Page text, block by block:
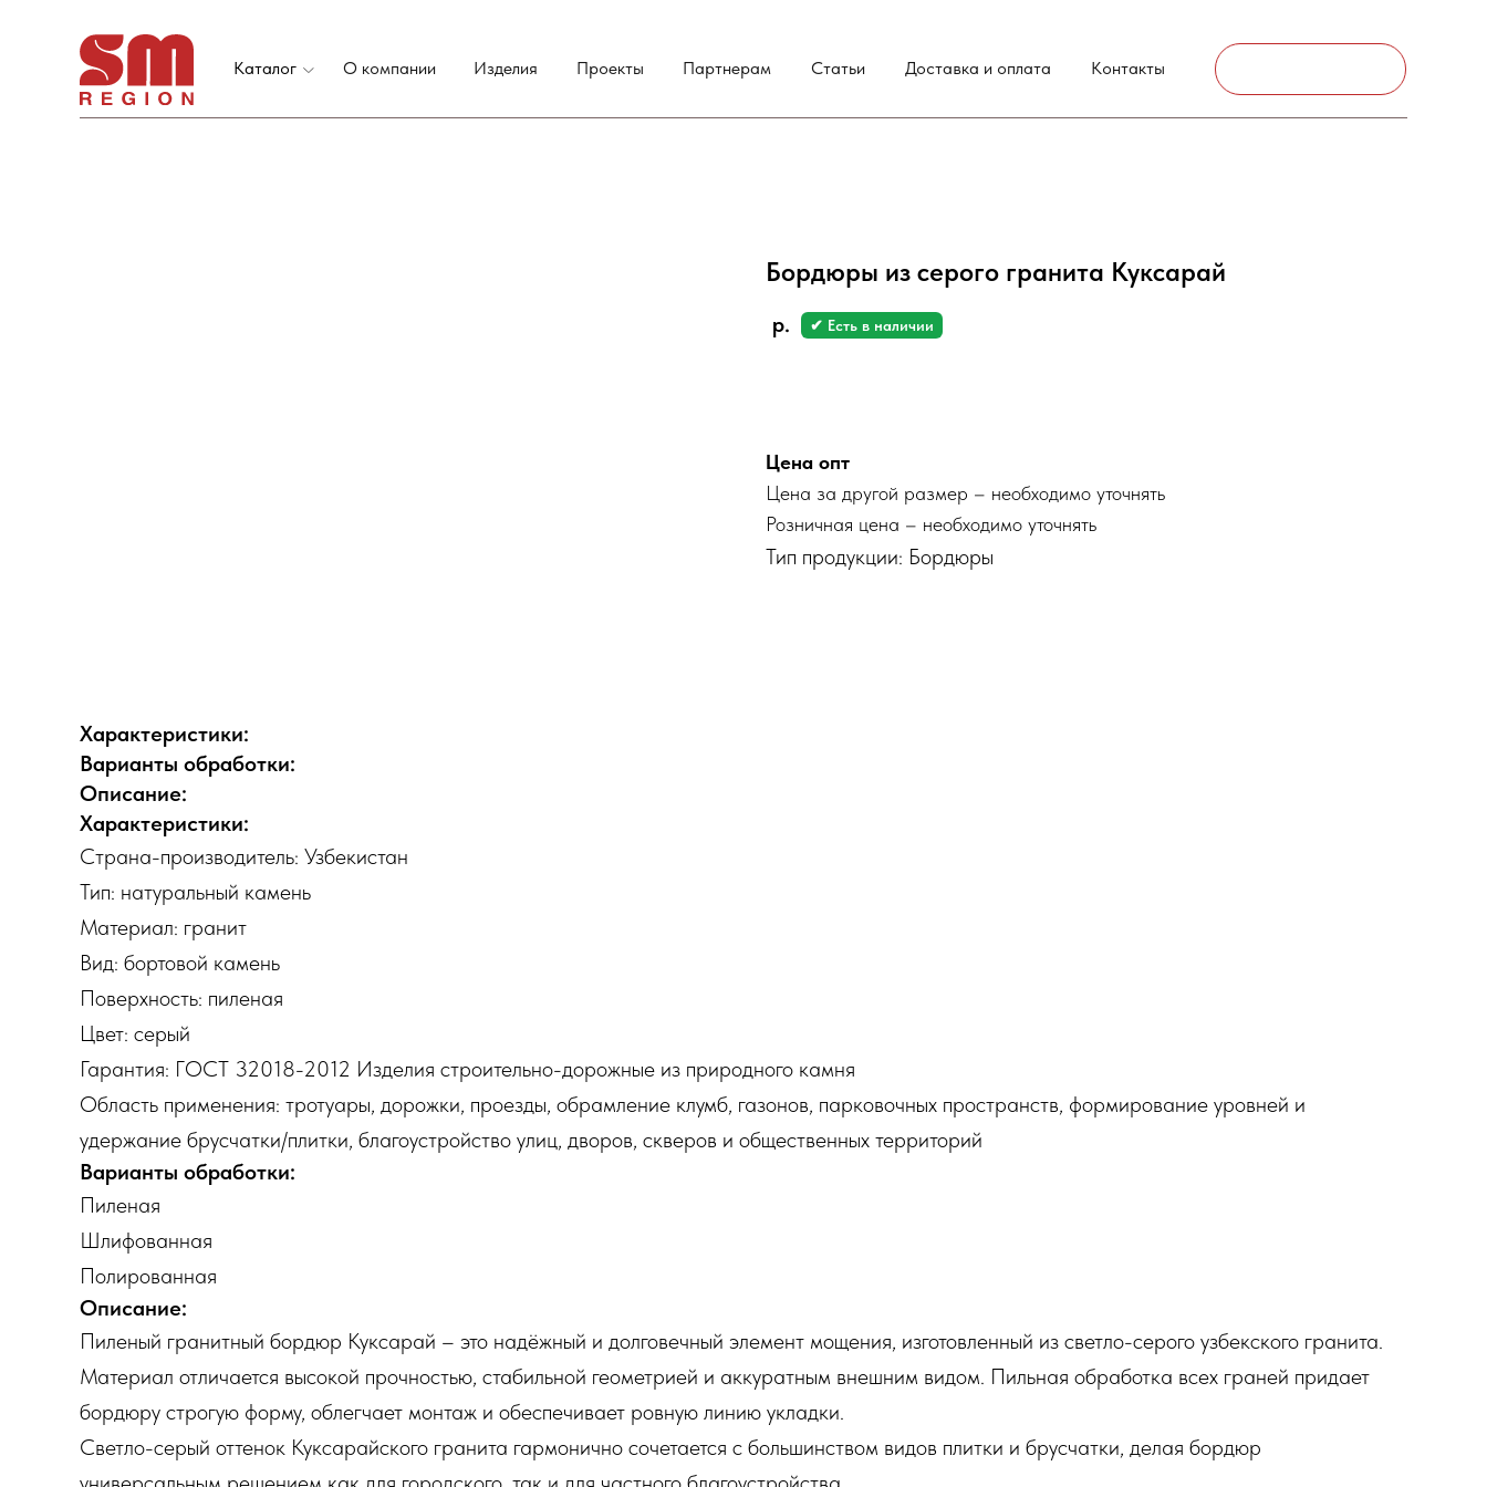
Изделия
О компании Проекты Партнерам Статьи Контакты
Доставка и оплата
Каталог
Бордюры из серого гранита Куксарай
р. ✔ Есть в наличии
Цена опт
Цена за другой размер – необходимо уточнять
Розничная цена – необходимо уточнять
Тип продукции: Бордюры
Характеристики:
Варианты обработки:
Описание:
Характеристики:
Страна-производитель: Узбекистан
Тип: натуральный камень
Материал: гранит
Вид: бортовой камень
Поверхность: пиленая
Цвет: серый
Гарантия: ГОСТ 32018-2012 Изделия строительно-дорожные из природного камня
Область применения: тротуары, дорожки, проезды, обрамление клумб, газонов, парковочных пространств, формирование уровней и
удержание брусчатки/плитки, благоустройство улиц, дворов, скверов и общественных территорий
Варианты обработки:
Пиленая
Шлифованная
Полированная
Описание:
Пиленый гранитный бордюр Куксарай – это надёжный и долговечный элемент мощения, изготовленный из светло-серого узбекского гранита.
Материал отличается высокой прочностью, стабильной геометрией и аккуратным внешним видом. Пильная обработка всех граней придает
бордюру строгую форму, облегчает монтаж и обеспечивает ровную линию укладки.
Светло-серый оттенок Куксарайского гранита гармонично сочетается с большинством видов плитки и брусчатки, делая бордюр